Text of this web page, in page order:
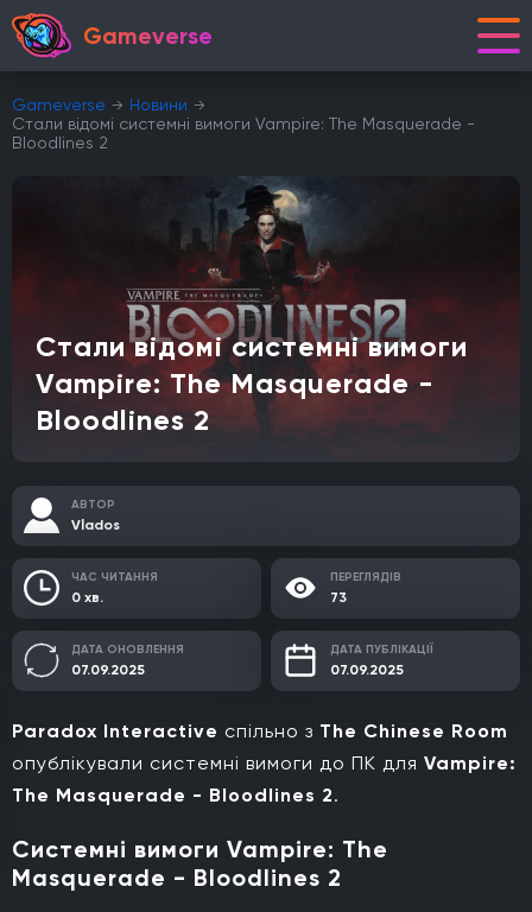
Gameverse
Gameverse
Новини
Стали відомі системні вимоги Vampire: The Masquerade -
Bloodlines 2
Стали відомі системні вимоги
Vampire: The Masquerade -
Bloodlines 2
АВТОР
Vlados
ЧАС ЧИТАННЯ
0 хв.
ПЕРЕГЛЯДІВ
73
ДАТА ОНОВЛЕННЯ
07.09.2025
ДАТА ПУБЛІКАЦІЇ
07.09.2025
Paradox Interactive спільно з The Chinese Room
опублікували системні вимоги до ПК для Vampire:
The Masquerade - Bloodlines 2.
Системні вимоги Vampire: The
Masquerade - Bloodlines 2